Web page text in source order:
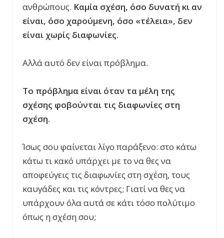
ανθρώπους. Καμία σχέση, όσο δυνατή κι αν
είναι, όσο χαρούμενη, όσο «τέλεια», δεν
είναι χωρίς διαφωνίες.
Αλλά αυτό δεν είναι πρόβλημα.
Το πρόβλημα είναι όταν τα μέλη της
σχέσης φοβούνται τις διαφωνίες στη
σχέση.
Ίσως σου φαίνεται λίγο παράξενο: στο κάτω
κάτω τι κακό υπάρχει με το να θες να
αποφεύγεις τις διαφωνίες στη σχέση, τους
καυγάδες και τις κόντρες; Γιατί να θες να
υπάρχουν όλα αυτά σε κάτι τόσο πολύτιμο
όπως η σχέση σου;